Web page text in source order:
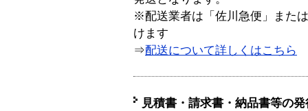
※配送業者は「佐川急便」また
けます
⇒配送について詳しくはこちら
見積書・請求書・納品書等の